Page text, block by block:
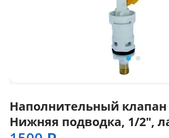
Наполнительный клапан
Нижняя подводка, 1/2",